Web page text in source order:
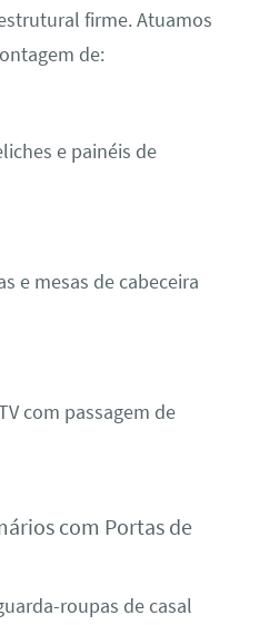
firme. Atuamos
de:
e painéis de
e mesas de cabeceira
com passagem de
com Portas de
roupas de casal